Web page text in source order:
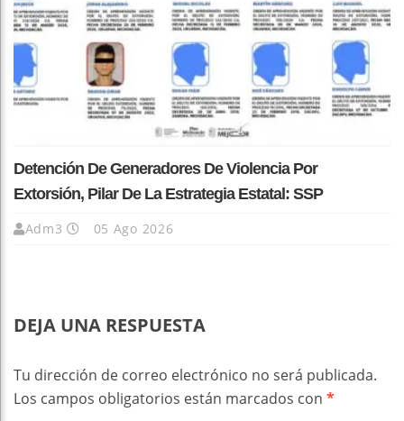
Detención De Generadores De Violencia Por
Extorsión, Pilar De La Estrategia Estatal: SSP
Adm3 05 Ago 2026
DEJA UNA RESPUESTA
Tu dirección de correo electrónico no será publicada.
Los campos obligatorios están marcados con *